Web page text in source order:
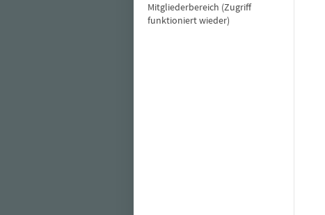
Mitgliederbereich (Zugriff
funktioniert wieder)